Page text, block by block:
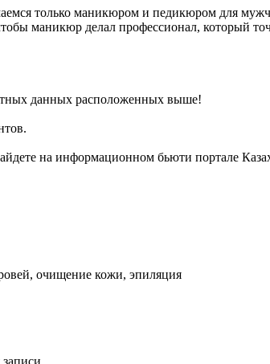
только маникюром и педикюром для
маникюр делал профессионал, который
данных расположенных выше!
на информационном бьюти портале
очищение кожи, эпиляция